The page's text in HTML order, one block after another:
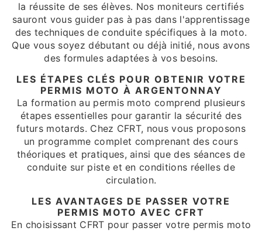
la réussite de ses élèves. Nos moniteurs certifiés
sauront vous guider pas à pas dans l'apprentissage
des techniques de conduite spécifiques à la moto.
Que vous soyez débutant ou déjà initié, nous avons
des formules adaptées à vos besoins.
LES ÉTAPES CLÉS POUR OBTENIR VOTRE
PERMIS MOTO À ARGENTONNAY
La formation au permis moto comprend plusieurs
étapes essentielles pour garantir la sécurité des
futurs motards. Chez CFRT, nous vous proposons
un programme complet comprenant des cours
théoriques et pratiques, ainsi que des séances de
conduite sur piste et en conditions réelles de
circulation.
LES AVANTAGES DE PASSER VOTRE
PERMIS MOTO AVEC CFRT
En choisissant CFRT pour passer votre permis moto